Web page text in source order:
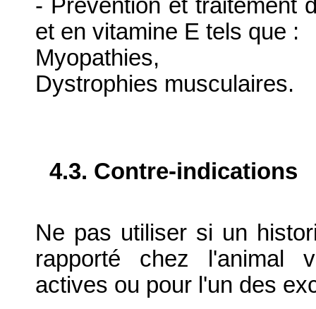
- Prévention et traitement
et en vitamine E tels que :
Myopathies,
Dystrophies musculaires.
4.3. Contre-indications
Ne pas utiliser si un
rapporté chez l'animal
actives ou pour l'un des